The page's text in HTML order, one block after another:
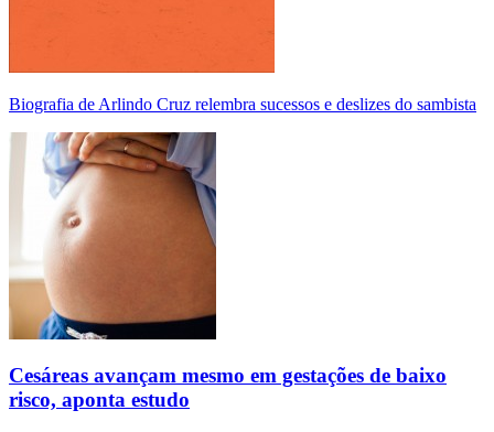
Biografia de Arlindo Cruz relembra sucessos e deslizes do sambista
Cesáreas avançam mesmo em gestações de baixo
risco, aponta estudo